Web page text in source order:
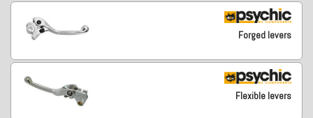
Forged levers
Flexible levers